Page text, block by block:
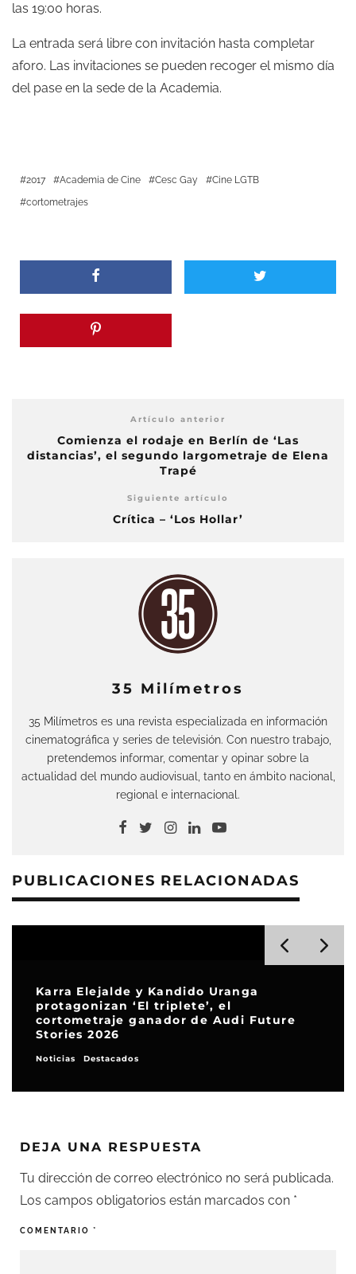
las 19:00 horas.
La entrada será libre con invitación hasta completar
aforo. Las invitaciones se pueden recoger el mismo día
del pase en la sede de la Academia.
2017 Academia de Cine Cesc Gay
Cine LGTB
cortometrajes
Artículo anterior
Comienza el rodaje en Berlín de ‘Las
distancias’, el segundo largometraje de Elena
Trapé
Siguiente artículo
Crítica – ‘Los Hollar’
35 Milímetros
35 Milímetros es una revista especializada en información
cinematográfica y series de televisión. Con nuestro trabajo,
pretendemos informar, comentar y opinar sobre la
actualidad del mundo audiovisual, tanto en ámbito nacional,
regional e internacional.
PUBLICACIONES RELACIONADAS
Karra Elejalde y Kandido Uranga
protagonizan ‘El triplete’, el
cortometraje ganador de Audi Future
Stories 2026
Noticias Destacados
DEJA UNA RESPUESTA
Tu dirección de correo electrónico no será publicada.
Los campos obligatorios están marcados con *
COMENTARIO *